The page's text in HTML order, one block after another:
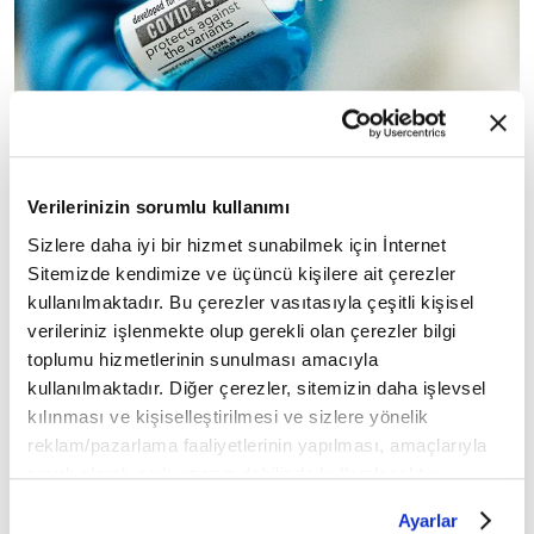
Verilerinizin sorumlu kullanımı
Sizlere daha iyi bir hizmet sunabilmek için İnternet
Sitemizde kendimize ve üçüncü kişilere ait çerezler
kullanılmaktadır. Bu çerezler vasıtasıyla çeşitli kişisel
verileriniz işlenmekte olup gerekli olan çerezler bilgi
toplumu hizmetlerinin sunulması amacıyla
kullanılmaktadır. Diğer çerezler, sitemizin daha işlevsel
kılınması ve kişiselleştirilmesi ve sizlere yönelik
reklam/pazarlama faaliyetlerinin yapılması, amaçlarıyla
sınırlı olarak açık rızanız dahilinde kullanılacaktır.
Ayarlar
◾ Süper Varyant Omicron varyantı hakkında
uzmanlar bilgi veremiyor; fakat tespit edilen
mutasyonlarınbulaşıcılık potansiyelinin yüksek
olduğu belirtiliyor.
◾ Dünya Sağlık Örgütü (DSÖ), Kovid-19'un
Omicron varyantının hızlı yayıldığına ve Delta
dahil olmak üzere Kovid-19'un diğer varyantlarına
daha şiddetli hastalığa neden olduğuna